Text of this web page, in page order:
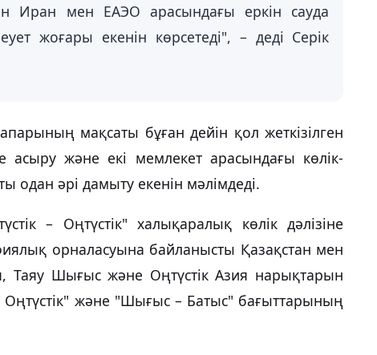
Иран мен ЕАЭО арасындағы еркін сауда
жоғары екенін көрсетеді", – деді Серік
мақсаты бұған дейін қол жеткізілген
асыру және екі мемлекет арасындағы көлік-
одан әрі дамыту екенін мәлімдеді.
– Оңтүстік" халықаралық көлік дәлізіне
орналасуына байланысты Қазақстан мен
Таяу Шығыс және Оңтүстік Азия нарықтарын
Оңтүстік" және "Шығыс – Батыс" бағыттарының